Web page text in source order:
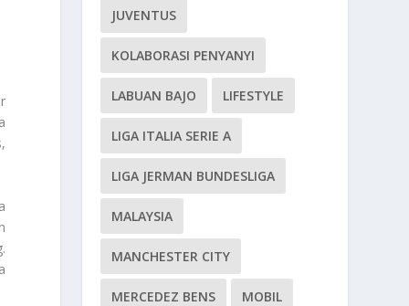
JUVENTUS
KOLABORASI PENYANYI
LABUAN BAJO LIFESTYLE
LIGA ITALIA SERIE A
LIGA JERMAN BUNDESLIGA
MALAYSIA
MANCHESTER CITY
MERCEDEZ BENS MOBIL